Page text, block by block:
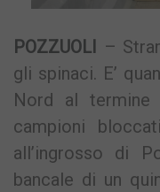
POZZUOLI
–
gli spinaci. E’
Nord al termine
campioni
all’ingrosso di
bancale di un